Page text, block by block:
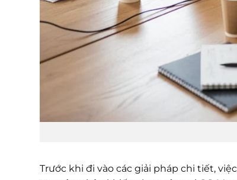
Trước khi đi vào các giải pháp chi tiết,